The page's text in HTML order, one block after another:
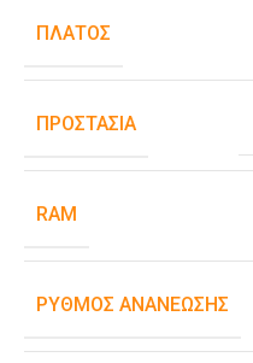
ΠΛΆΤΟΣ
ΠΡΟΣΤΑΣΊΑ
RAM
ΡΥΘΜΌΣ ΑΝΑΝΈΩΣΗΣ